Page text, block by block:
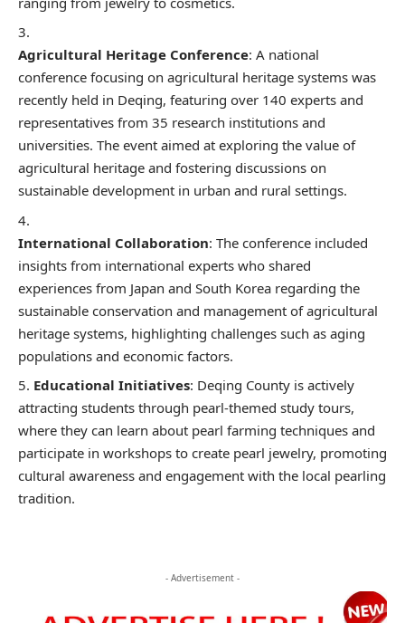
Agricultural Heritage Conference: A national
conference focusing on agricultural heritage systems was
recently held in Deqing, featuring over 140 experts and
representatives from 35 research institutions and
universities. The event aimed at exploring the value of
agricultural heritage and fostering discussions on
sustainable development in urban and rural settings.
International Collaboration: The conference included
insights from international experts who shared
experiences from Japan and South Korea regarding the
sustainable conservation and management of agricultural
heritage systems, highlighting challenges such as aging
populations and economic factors.
Educational Initiatives: Deqing County is actively
attracting students through pearl-themed study tours,
where they can learn about pearl farming techniques and
participate in workshops to create pearl jewelry, promoting
cultural awareness and engagement with the local pearling
tradition.
- Advertisement -